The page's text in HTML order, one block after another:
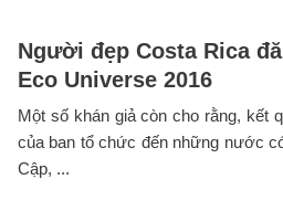
Người đẹp Costa Rica
Eco Universe 2016
Một số khán giả còn cho rằng, kết
của ban tổ chức đến những nước
Cập, ...